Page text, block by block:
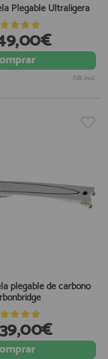
Plegable Ultraligera
IVA incl.
plegable de carbono